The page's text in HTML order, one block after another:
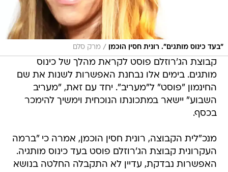
"בעד כינוס מותגים". רונית חסין הוכמן / מרק סלם
קבוצת הג'רוזלם פוסט לקראת מהלך של כינוס
מותגים. בימים אלו נבחנת האפשרות לשנות את שם
החינמון "פוסט" ל"מעריב". יחד עם זאת, "מעריב
השבוע" יישאר במתכונתו הנוכחית וימשיך להימכר
בכסף.
מנכ"לית הקבוצה, רונית חסין הוכמן, אמרה כי "ברמה
העקרונית קבוצת הג'רוזלם פוסט בעד כינוס מותגיה.
האפשרות נבדקת, עדיין לא התקבלה החלטה בנושא